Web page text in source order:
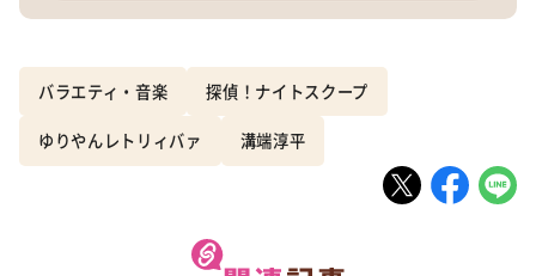
バラエティ・音楽 探偵！ナイトスクープ
ゆりやんレトリィバァ 溝端淳平